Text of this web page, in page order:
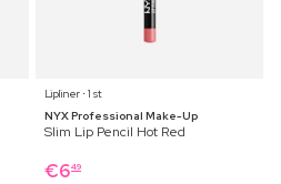
Lipliner ⋅ 1 st
NYX Professional Make-Up
Slim Lip Pencil Hot Red
€649